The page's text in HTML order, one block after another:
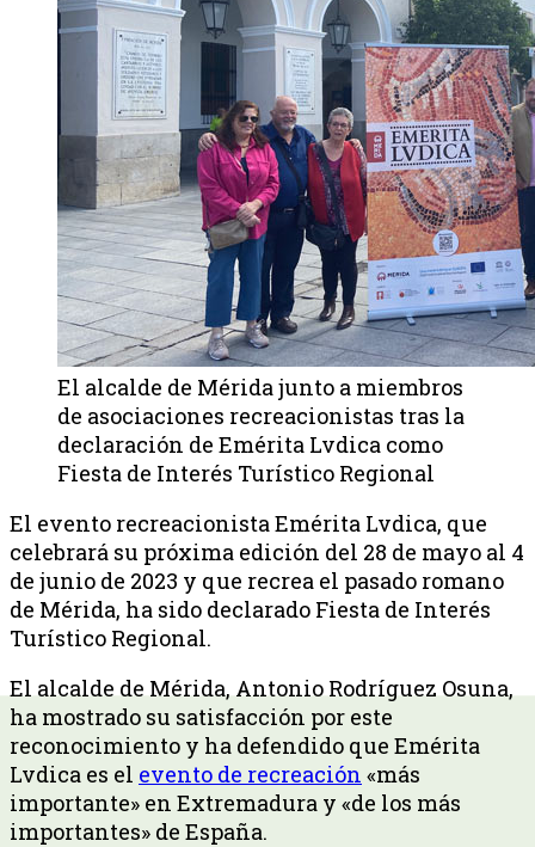
El alcalde de Mérida junto a miembros
de asociaciones recreacionistas tras la
declaración de Emérita Lvdica como
Fiesta de Interés Turístico Regional
El evento recreacionista Emérita Lvdica, que
celebrará su próxima edición del 28 de mayo al 4
de junio de 2023 y que recrea el pasado romano
de Mérida, ha sido declarado Fiesta de Interés
Turístico Regional.
El alcalde de Mérida, Antonio Rodríguez Osuna,
ha mostrado su satisfacción por este
reconocimiento y ha defendido que Emérita
Lvdica es el evento de recreación «más
importante» en Extremadura y «de los más
importantes» de España.